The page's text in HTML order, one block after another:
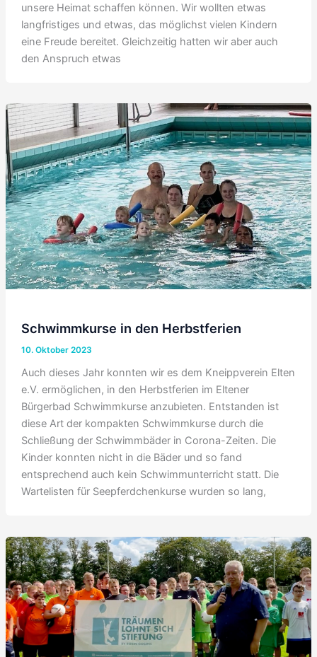
unsere Heimat schaffen können. Wir wollten etwas
langfristiges und etwas, das möglichst vielen Kindern
eine Freude bereitet. Gleichzeitig hatten wir aber auch
den Anspruch etwas
Schwimmkurse in den Herbstferien
10. Oktober 2023
Auch dieses Jahr konnten wir es dem Kneippverein Elten
e.V. ermöglichen, in den Herbstferien im Eltener
Bürgerbad Schwimmkurse anzubieten. Entstanden ist
diese Art der kompakten Schwimmkurse durch die
Schließung der Schwimmbäder in Corona-Zeiten. Die
Kinder konnten nicht in die Bäder und so fand
entsprechend auch kein Schwimmunterricht statt. Die
Wartelisten für Seepferdchenkurse wurden so lang,